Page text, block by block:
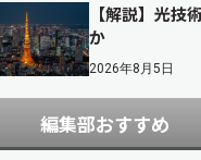
【解説】光技
か
2026年8月5日
編集部おすすめ